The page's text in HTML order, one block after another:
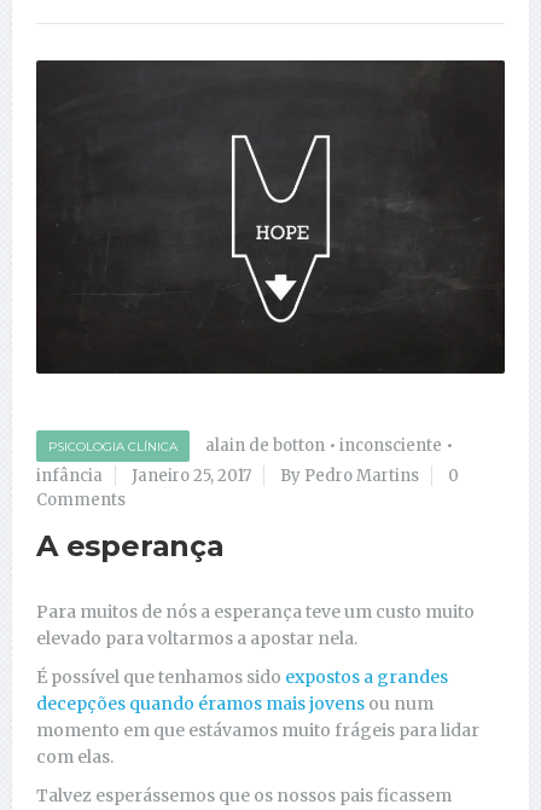
PSICOLOGIA CLÍNICA alain de botton • inconsciente •
infância
Janeiro 25, 2017 By Pedro Martins
0
Comments
A esperança
Para muitos de nós a esperança teve um custo muito
elevado para voltarmos a apostar nela.
É possível que tenhamos sido expostos a grandes
decepções quando éramos mais jovens ou num
momento em que estávamos muito frágeis para lidar
com elas.
Talvez esperássemos que os nossos pais ficassem